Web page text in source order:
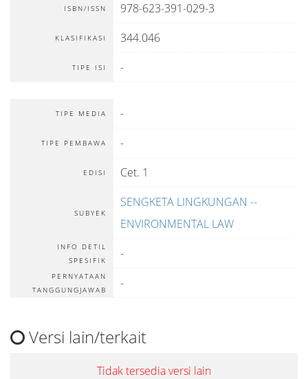
ISBN/ISSN 978-623-391-029-3
KLASIFIKASI 344.046
TIPE ISI -
TIPE MEDIA -
TIPE PEMBAWA -
EDISI Cet. 1
SUBYEK
SENGKETA LINGKUNGAN --
ENVIRONMENTAL LAW
INFO DETIL
SPESIFIK
-
PERNYATAAN
TANGGUNGJAWAB
-
Versi lain/terkait
Tidak tersedia versi lain